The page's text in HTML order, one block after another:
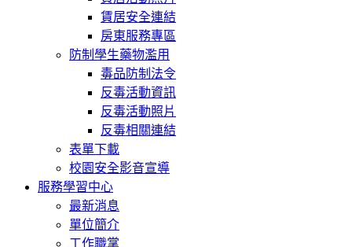
賃居安全連結
房東服務專區
防制學生藥物濫用
毒品防制法令
反毒活動資訊
反毒活動照片
反毒相關連結
表單下載
校園安全影音宣導
服務學習中心
最新消息
單位簡介
工作職掌